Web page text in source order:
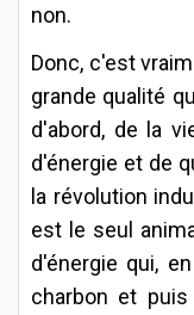
non.
Donc, c'est
grande qualité
d'abord, de la
d'énergie et de
la révolution
est le seul
d'énergie qui,
charbon et